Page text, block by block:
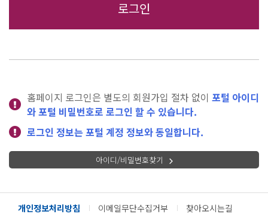
홈페이지 로그인은 별도의 회원가입 절차 없이 포털 아이디
와 포털 비밀번호로 로그인 할 수 있습니다.
로그인 정보는 포털 계정 정보와 동일합니다.
아이디/비밀번호찾기
개인정보처리방침 이메일무단수집거부 찾아오시는길